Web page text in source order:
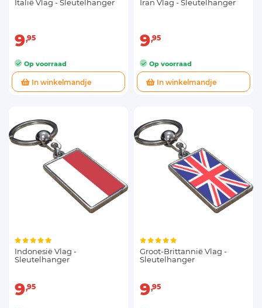
Italië Vlag - Sleutelhanger
9 95
Op voorraad
In winkelmandje
Iran Vlag - Sleutelhanger
9 95
Op voorraad
In winkelmandje
Indonesië Vlag -
Sleutelhanger
9 95
Groot-Brittannië Vlag -
Sleutelhanger
9 95